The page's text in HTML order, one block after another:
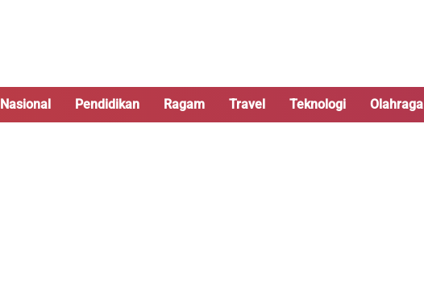
Nasional Pendidikan Ragam Travel Teknologi Olahraga